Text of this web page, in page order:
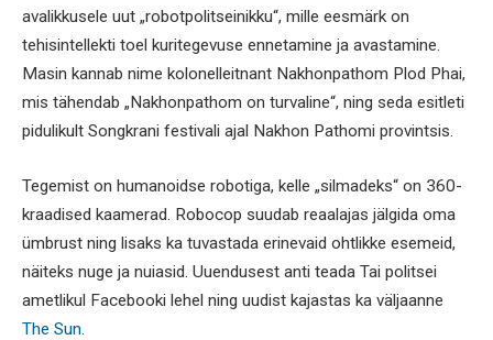
avalikkusele uut „robotpolitseinikku“, mille eesmärk on
tehisintellekti toel kuritegevuse ennetamine ja avastamine.
Masin kannab nime kolonelleitnant Nakhonpathom Plod Phai,
mis tähendab „Nakhonpathom on turvaline“, ning seda esitleti
pidulikult Songkrani festivali ajal Nakhon Pathomi provintsis.
Tegemist on humanoidse robotiga, kelle „silmadeks“ on 360-
kraadised kaamerad. Robocop suudab reaalajas jälgida oma
ümbrust ning lisaks ka tuvastada erinevaid ohtlikke esemeid,
näiteks nuge ja nuiasid. Uuendusest anti teada Tai politsei
ametlikul Facebooki lehel ning uudist kajastas ka väljaanne
The Sun.